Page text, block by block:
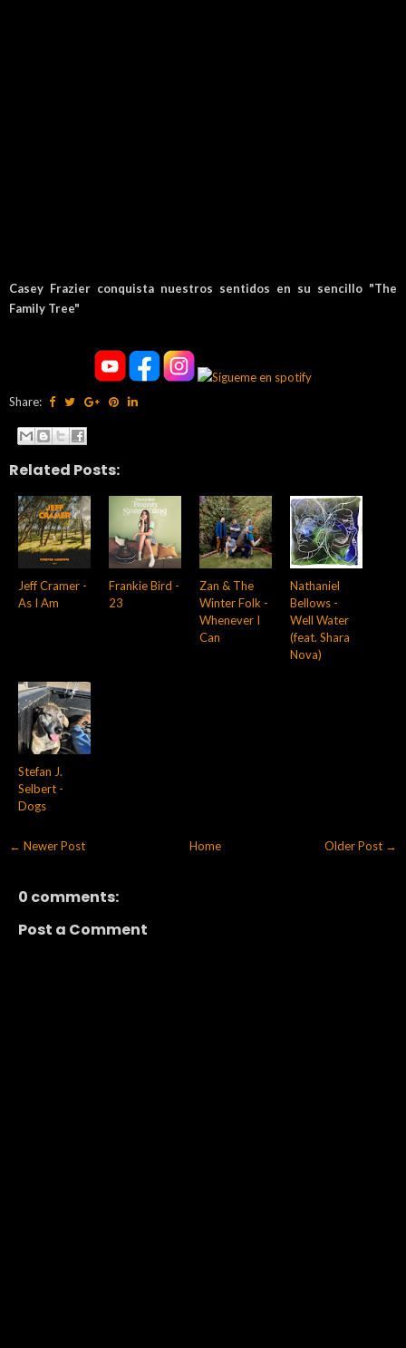
Casey Frazier conquista nuestros sentidos en su sencillo "The
Family Tree"
Share:
Related Posts:
Jeff Cramer -
As I Am
Frankie Bird -
23
Zan & The
Winter Folk -
Whenever I
Can
Nathaniel
Bellows -
Well Water
(feat. Shara
Nova)
Stefan J.
Selbert -
Dogs
← Newer Post Older Post →
Home
0 comments:
Post a Comment